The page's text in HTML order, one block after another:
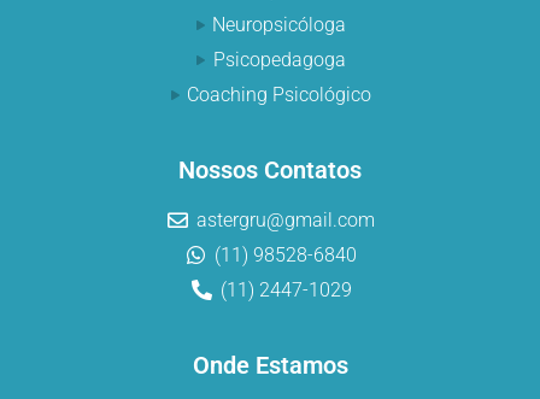
Neuropsicóloga
Psicopedagoga
Coaching Psicológico
Nossos Contatos
astergru@gmail.com
(11) 98528-6840
(11) 2447-1029
Onde Estamos